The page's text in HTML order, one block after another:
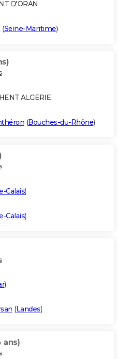
D'ORAN
(Seine-Maritime)
ALGERIE
(Bouches-du-Rhône)
Calais)
Calais)
)
(Landes)
ans)